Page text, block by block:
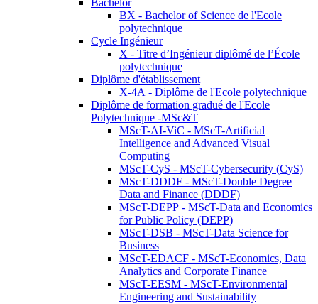
Bachelor
BX - Bachelor of Science de l'Ecole
polytechnique
Cycle Ingénieur
X - Titre d’Ingénieur diplômé de l’École
polytechnique
Diplôme d'établissement
X-4A - Diplôme de l'Ecole polytechnique
Diplôme de formation gradué de l'Ecole
Polytechnique -MSc&T
MScT-AI-ViC - MScT-Artificial
Intelligence and Advanced Visual
Computing
MScT-CyS - MScT-Cybersecurity (CyS)
MScT-DDDF - MScT-Double Degree
Data and Finance (DDDF)
MScT-DEPP - MScT-Data and Economics
for Public Policy (DEPP)
MScT-DSB - MScT-Data Science for
Business
MScT-EDACF - MScT-Economics, Data
Analytics and Corporate Finance
MScT-EESM - MScT-Environmental
Engineering and Sustainability